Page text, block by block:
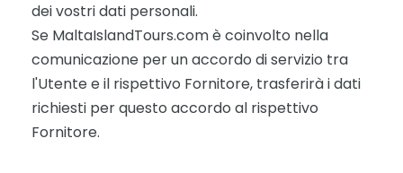
dei vostri dati personali.
Se MaltaIslandTours.com è coinvolto nella
comunicazione per un accordo di servizio tra
l'Utente e il rispettivo Fornitore, trasferirà i dati
richiesti per questo accordo al rispettivo
Fornitore.